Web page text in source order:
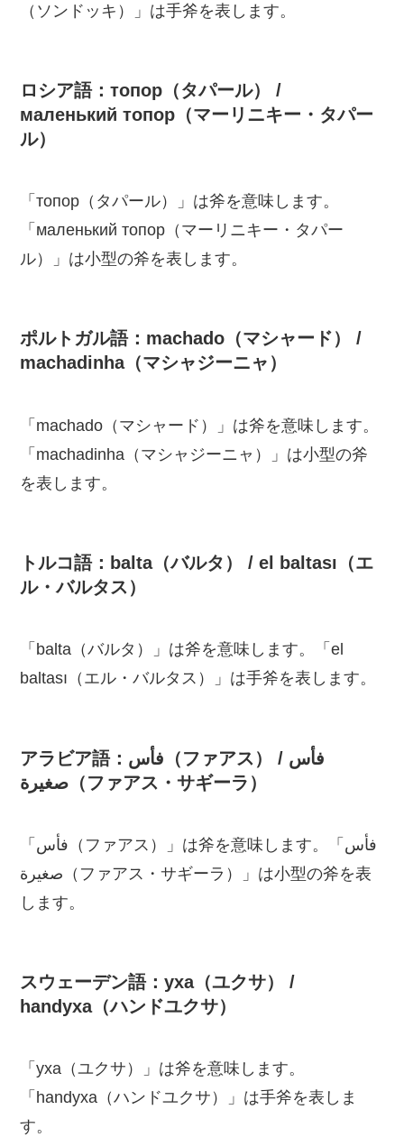
（ソンドッキ）」は手斧を表します。
ロシア語：топор（タパール） /
маленький топор（マーリニキー・タパー
ル）
「топор（タパール）」は斧を意味します。
「маленький топор（マーリニキー・タパー
ル）」は小型の斧を表します。
ポルトガル語：machado（マシャード） /
machadinha（マシャジーニャ）
「machado（マシャード）」は斧を意味します。
「machadinha（マシャジーニャ）」は小型の斧
を表します。
トルコ語：balta（バルタ） / el baltası（エ
ル・バルタス）
「balta（バルタ）」は斧を意味します。「el
baltası（エル・バルタス）」は手斧を表します。
アラビア語：فأس（ファアス） / فأس
صغيرة（ファアス・サギーラ）
「فأس（ファアス）」は斧を意味します。「فأس
صغيرة（ファアス・サギーラ）」は小型の斧を表
します。
スウェーデン語：yxa（ユクサ） /
handyxa（ハンドユクサ）
「yxa（ユクサ）」は斧を意味します。
「handyxa（ハンドユクサ）」は手斧を表しま
す。